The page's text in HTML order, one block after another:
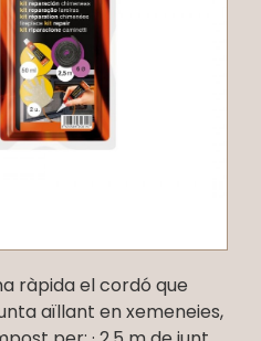
ràpida el cordó que
aïllant en xemeneies,